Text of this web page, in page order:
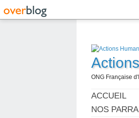
ONG Française
ACCUEIL
NOS